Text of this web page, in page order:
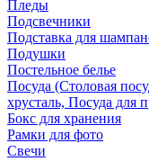
Пледы
Подсвечники
Подставка для
Подушки
Постельное белье
Посуда (Столовая
хрусталь, Посуда для
Бокс для хранения
Рамки для фото
Свечи